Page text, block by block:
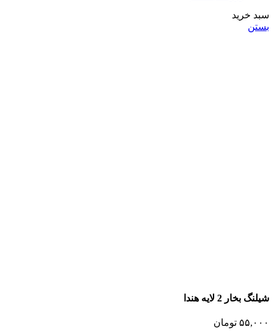
سبد خرید
بستن
شیلنگ بخار 2 لایه هندا
۵۵,۰۰۰ تومان